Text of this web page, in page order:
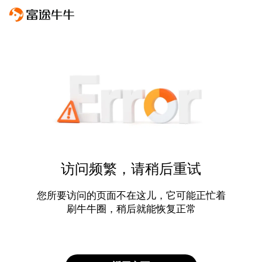
访问频繁，请稍后重试
您所要访问的页面不在这儿，它可能正忙着
刷牛牛圈，稍后就能恢复正常